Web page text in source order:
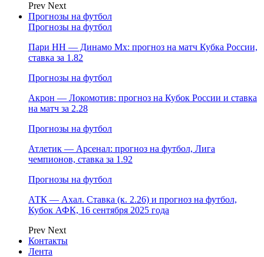
Prev Next
Прогнозы на футбол
Прогнозы на футбол
Пари НН — Динамо Мх: прогноз на матч Кубка России,
ставка за 1.82
Прогнозы на футбол
Акрон — Локомотив: прогноз на Кубок России и ставка
на матч за 2.28
Прогнозы на футбол
Атлетик — Арсенал: прогноз на футбол, Лига
чемпионов, ставка за 1.92
Прогнозы на футбол
АТК — Ахал. Ставка (к. 2.26) и прогноз на футбол,
Кубок АФК, 16 сентября 2025 года
Prev Next
Контакты
Лента